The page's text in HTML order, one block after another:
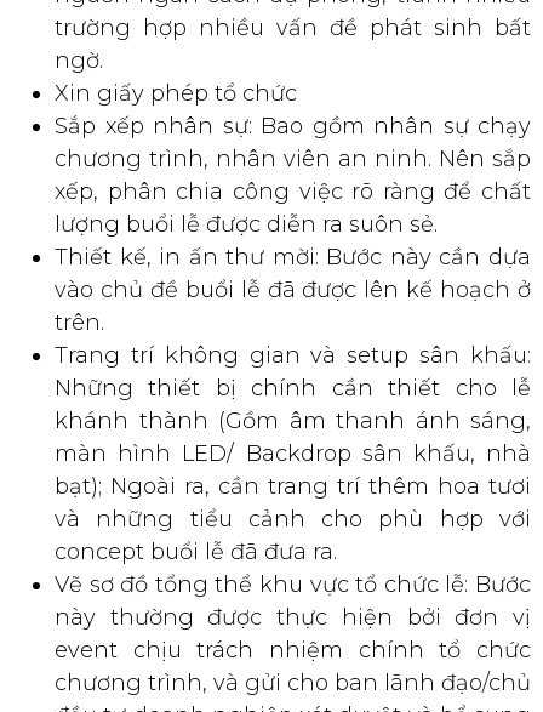
ngờ.
Xin giấy phép tổ chức
Sắp xếp nhân sự: Bao gồm nhân sự chạy
chương trình, nhân viên an ninh. Nên sắp
xếp, phân chia công việc rõ ràng để chất
lượng buổi lễ được diễn ra suôn sẻ.
Thiết kế, in ấn thư mời: Bước này cần dựa
vào chủ đề buổi lễ đã được lên kế hoạch ở
trên.
Trang trí không gian và setup sân khấu:
Những thiết bị chính cần thiết cho lễ
khánh thành (Gồm âm thanh ánh sáng,
màn hình LED/ Backdrop sân khấu, nhà
bạt); Ngoài ra, cần trang trí thêm hoa tươi
và những tiểu cảnh cho phù hợp với
concept buổi lễ đã đưa ra.
Vẽ sơ đồ tổng thể khu vực tổ chức lễ: Bước
này thường được thực hiện bởi đơn vị
event chịu trách nhiệm chính tổ chức
chương trình, và gửi cho ban lãnh đạo/chủ
đầu tư doanh nghiệp xét duyệt và bổ sung
nếu như chưa ưng ý điều gì đó.